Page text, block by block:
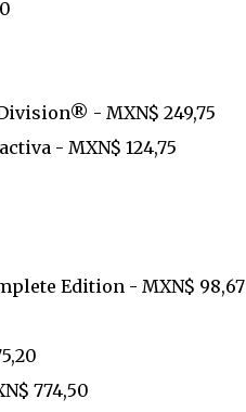
- MXN$ 249,75
- MXN$ 124,75
Edition - MXN$ 98,67
774,50